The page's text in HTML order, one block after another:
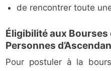
de rencontrer toute
Éligibilité aux
Personnes
Pour postuler à la